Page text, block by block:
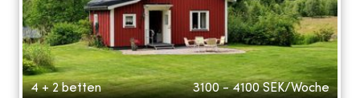
4 + 2 betten 3100 - 4100 SEK/Woche